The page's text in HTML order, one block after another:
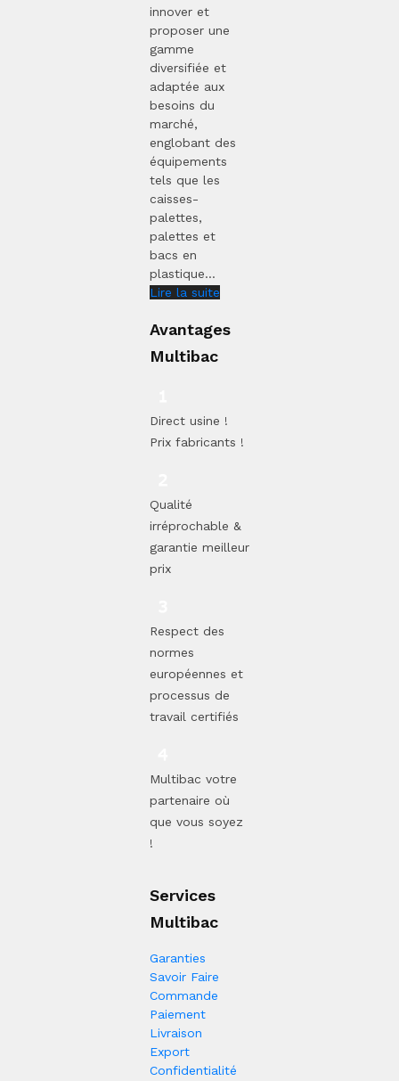
innover et
proposer une
gamme
diversifiée et
adaptée aux
besoins du
marché,
englobant des
équipements
tels que les
caisses-
palettes,
palettes et
bacs en
plastique...
Lire la suite
Avantages
Multibac
Direct usine !
Prix fabricants !
Qualité
irréprochable &
garantie meilleur
prix
Respect des
normes
européennes et
processus de
travail certifiés
Multibac votre
partenaire où
que vous soyez
!
Services
Multibac
Garanties
Savoir Faire
Commande
Paiement
Livraison
Export
Confidentialité